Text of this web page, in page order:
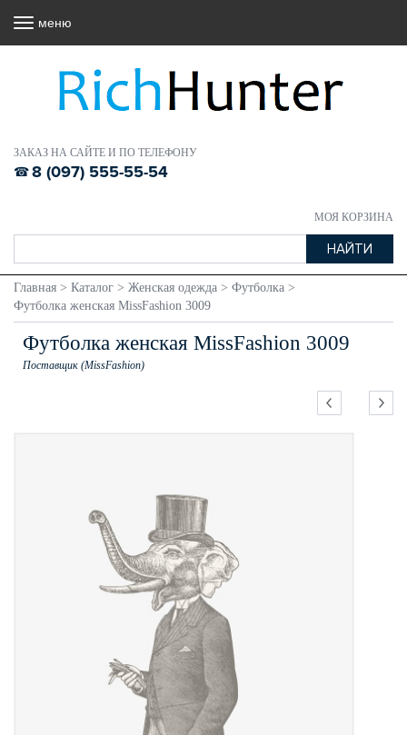
ЗАКАЗ НА САЙТЕ И ПО ТЕЛЕФОНУ
8 (097) 555-55-54
МОЯ КОРЗИНА
меню
Главная > Каталог > Женская одежда > Футболка >
Футболка женская MissFashion 3009
Футболка женская MissFashion 3009
Поставщик (MissFashion)